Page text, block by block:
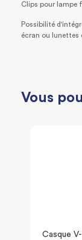
Clips pour lampe
Possibilité
écran ou lunettes
Vous
Casque